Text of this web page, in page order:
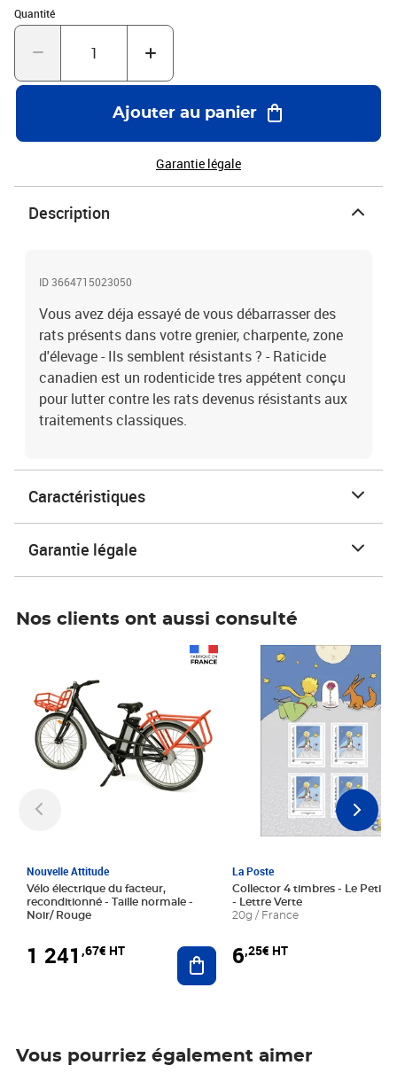
Quantité
Quantité : 1
Ajouter au panier
Garantie légale
Description
ID 3664715023050
Vous avez déja essayé de vous débarrasser des
rats présents dans votre grenier, charpente, zone
d'élevage - Ils semblent résistants ? - Raticide
canadien est un rodenticide tres appétent conçu
pour lutter contre les rats devenus résistants aux
traitements classiques.
Caractéristiques
Garantie légale
Nos clients ont aussi consulté
Nouvelle Attitude
Vélo électrique du facteur,
reconditionné - Taille normale -
Noir/ Rouge
1 241 ,67€ HT Ajouter au panier
La Poste
Collector 4 timbres - Le Petit
- Lettre Verte
20g / France
6,25€ HT
Prix 6,25€ HT
Vous pourriez également aimer